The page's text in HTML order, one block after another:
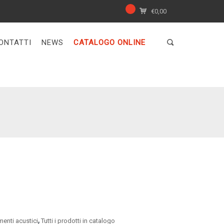
€0,00
NEWS CATALOGO ONLINE
acustici,Tutti i prodotti in catalogo